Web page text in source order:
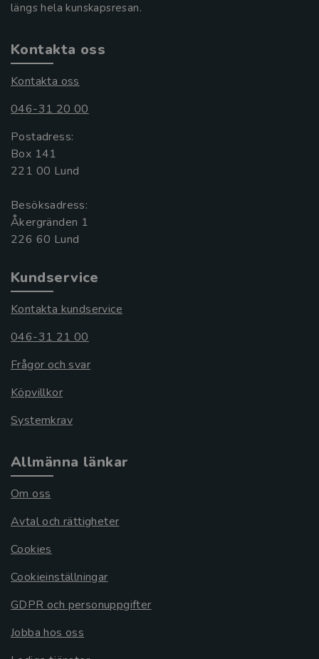
längs hela kunskapsresan.
Kontakta oss
Kontakta oss
046-31 20 00
Postadress:
Box 141
221 00 Lund
Besöksadress:
Åkergränden 1
Kundservice
Kontakta kundservice
046-31 21 00
Frågor och svar
Köpvillkor
Systemkrav
Allmänna länkar
Om oss
Avtal och rättigheter
Cookies
Cookieinställningar
GDPR och personuppgifter
Jobba hos oss